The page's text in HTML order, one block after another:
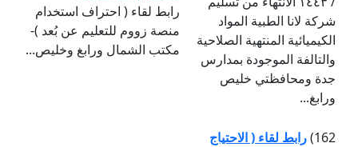
شركة لانا الطبية المواد
الكيميائية المنتهية الصلاحية
والتالفة الموجودة بمدارس
جدة ومحافظتي خليص
ورابغ...
رابط لقاء ( احتراف استخدام
منصة زووم للتعليم عن بُعد )-
مكتب الشمال ورابغ وخليص...
162) رابط لقاء ( الاحتياج